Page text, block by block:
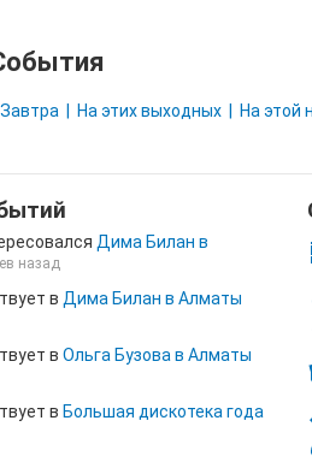
Завтра На этих выходных На этой
Дима Билан в
назад
в Дима Билан в Алматы
в Ольга Бузова в Алматы
в Большая дискотека года